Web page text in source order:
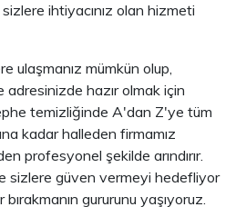
ihtiyacınız olan hizmeti
ulaşmanız mümkün olup,
hazır olmak için
temizliğinde A'dan Z'ye tüm
kadar halleden firmamız
profesyonel şekilde arındırır.
ile sizlere güven vermeyi hedefliyor
gururunu yaşıyoruz.